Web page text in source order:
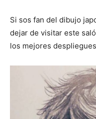
Si sos fan del dibujo
dejar de visitar este
los mejores